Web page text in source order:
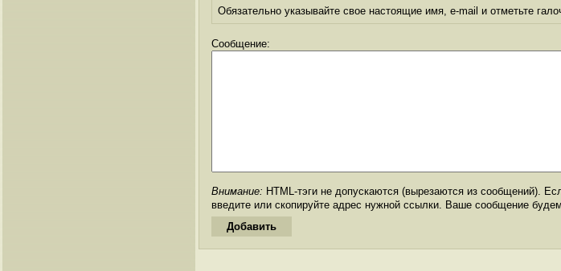
Обязательно указывайте свое настоящие имя, e-mail и отметьте
Сообщение:
Внимание: HTML-тэги не допускаются (вырезаются из сообщений).
введите или скопируйте адрес нужной ссылки. Ваше сообщение